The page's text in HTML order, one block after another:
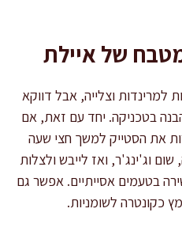
של איילת
למרינדות וצלייה, אבל דווקא
בטכניקה. יחד עם זאת, אם
את הסטייק למשך חצי שעה
וג'ינג'ר, ואז לייבש ולצלות
בטעמים אסייתיים. אפשר גם
כקונטרה לשומניות.